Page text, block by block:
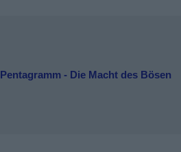
Pentagramm - Die Macht des Bösen